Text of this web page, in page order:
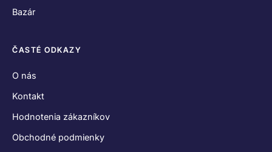
Bazár
ČASTÉ ODKAZY
O nás
Kontakt
Hodnotenia zákazníkov
Obchodné podmienky